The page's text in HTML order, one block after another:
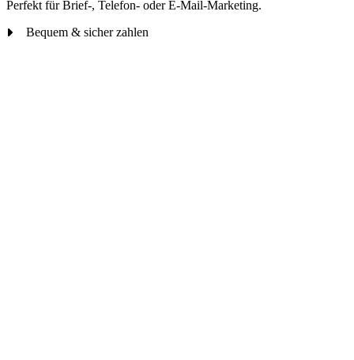
Perfekt für Brief-, Telefon- oder E-Mail-Marketing.
Bequem & sicher zahlen